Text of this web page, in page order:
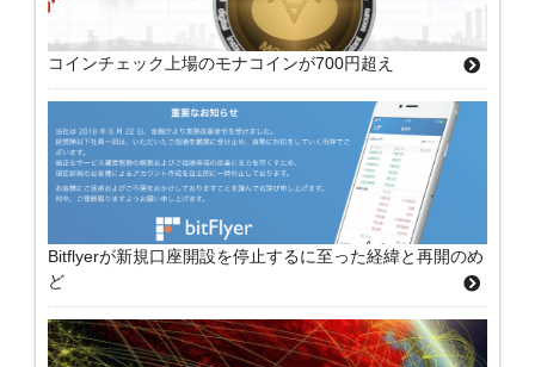
コインチェック上場のモナコインが700円超え
Bitflyerが新規口座開設を停止するに至った経緯と再開のめ
ど